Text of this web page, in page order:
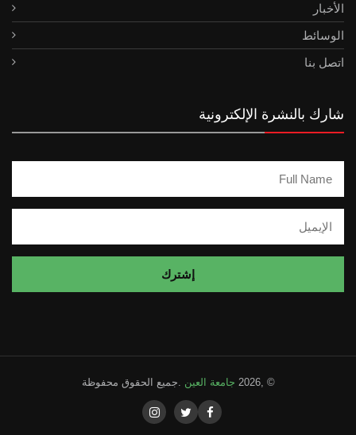
الأخبار
الوسائط
اتصل بنا
شارك بالنشرة الإلكترونية
© ,2026 جامعة العين .جميع الحقوق محفوظة